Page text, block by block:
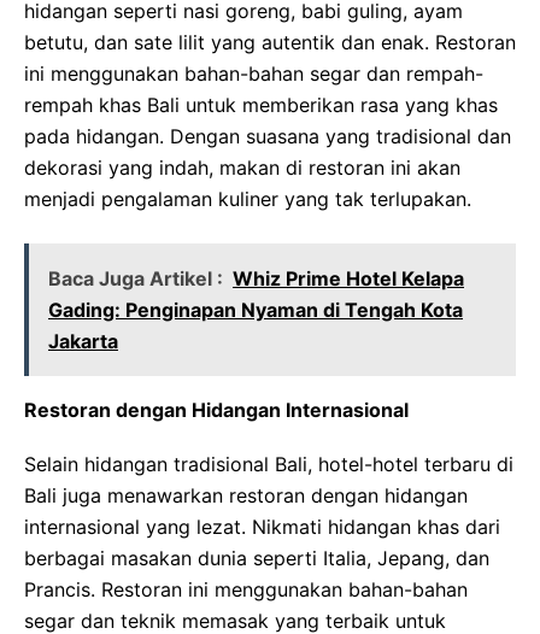
hidangan seperti nasi goreng, babi guling, ayam
betutu, dan sate lilit yang autentik dan enak. Restoran
ini menggunakan bahan-bahan segar dan rempah-
rempah khas Bali untuk memberikan rasa yang khas
pada hidangan. Dengan suasana yang tradisional dan
dekorasi yang indah, makan di restoran ini akan
menjadi pengalaman kuliner yang tak terlupakan.
Baca Juga Artikel : Whiz Prime Hotel Kelapa
Gading: Penginapan Nyaman di Tengah Kota
Jakarta
Restoran dengan Hidangan Internasional
Selain hidangan tradisional Bali, hotel-hotel terbaru di
Bali juga menawarkan restoran dengan hidangan
internasional yang lezat. Nikmati hidangan khas dari
berbagai masakan dunia seperti Italia, Jepang, dan
Prancis. Restoran ini menggunakan bahan-bahan
segar dan teknik memasak yang terbaik untuk